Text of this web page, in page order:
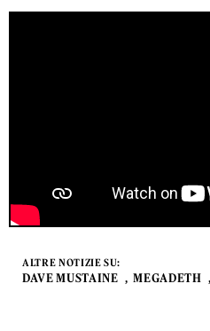
ALTRE NOTIZIE SU:
DAVE MUSTAINE MEGADETH